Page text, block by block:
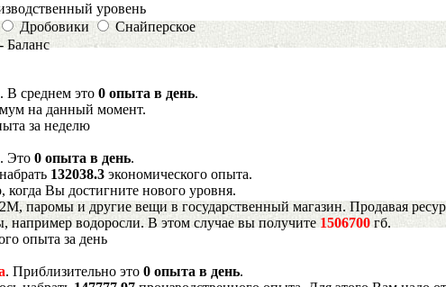
уровень
Дробовики
Снайперское
Баланс
. В среднем это 0 опыта в день.
на данный момент.
за неделю
. Это 0 опыта в день.
132038.3 экономического опыта.
Вы достигните нового уровня.
паромы и другие вещи в государственный магазин. Продавая
например водоросли. В этом случае вы получите 1506700 гб.
опыта за день
. Приблизительно это 0 опыта в день.